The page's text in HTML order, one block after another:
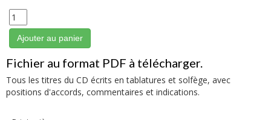
Ajouter au panier
Fichier au format PDF à télécharger.
Tous les titres du CD écrits en tablatures et solfège, avec
positions d'accords, commentaires et indications.